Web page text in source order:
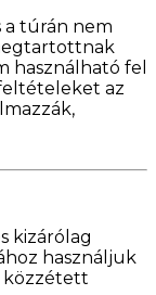
a túrán nem
használható fel
feltételeket az
kizárólag
használjuk
közzétett